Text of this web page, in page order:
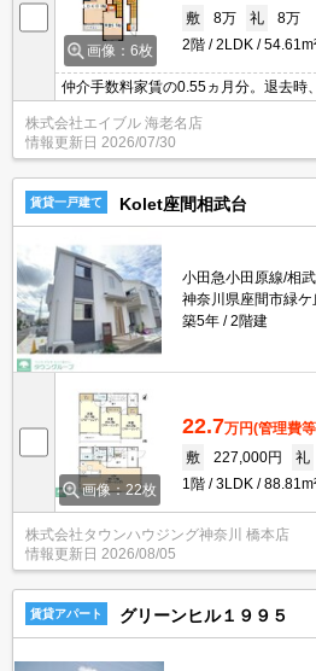
画像：6枚
敷
8万 礼
8万
2階
2LDK
仲介手数料家賃の0.55ヵ月分。退去時
900円。インターネット無料。敷地内
式システムキッチン。室内洗濯機置場
座付き。
株式会社エイブル 海老名店
情報更新日 2026/07/30
賃貸一戸建て Kolet座間相武台
小田急小田原線/相
神奈川県座間市緑ケ
築5年
2階建
画像：22枚
22.7万円(管理費
敷
227,000円 礼
1階
3LDK
株式会社タウンハウジング神奈川 橋本店
情報更新日 2026/08/05
賃貸アパート グリーンヒル１９９５